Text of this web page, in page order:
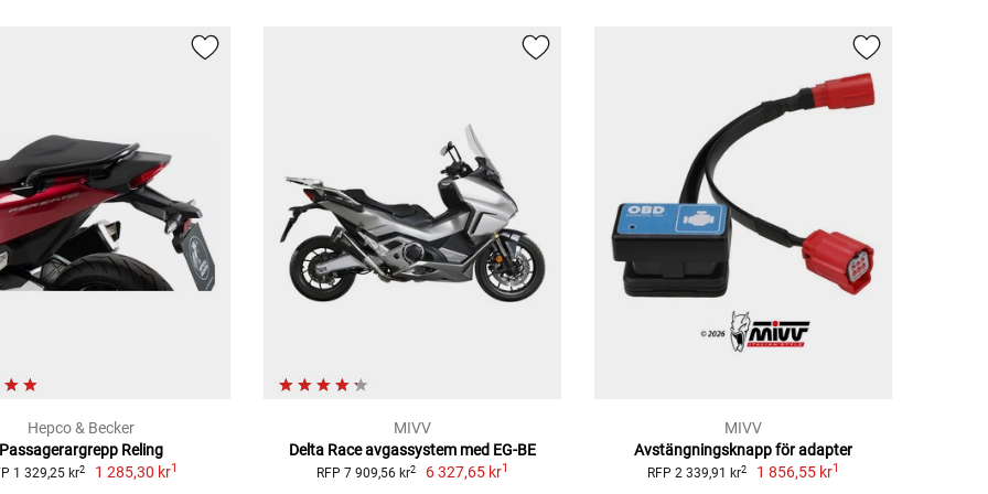
Hepco & Becker
Passagerargrepp Reling
1 329,25 kr2 1 285,30 kr1
MIVV
Delta Race avgassystem med EG-BE
RFP 7 909,56 kr2 6 327,65 kr1
MIVV
Avstängningsknapp för adapter
RFP 2 339,91 kr2 1 856,55 kr1